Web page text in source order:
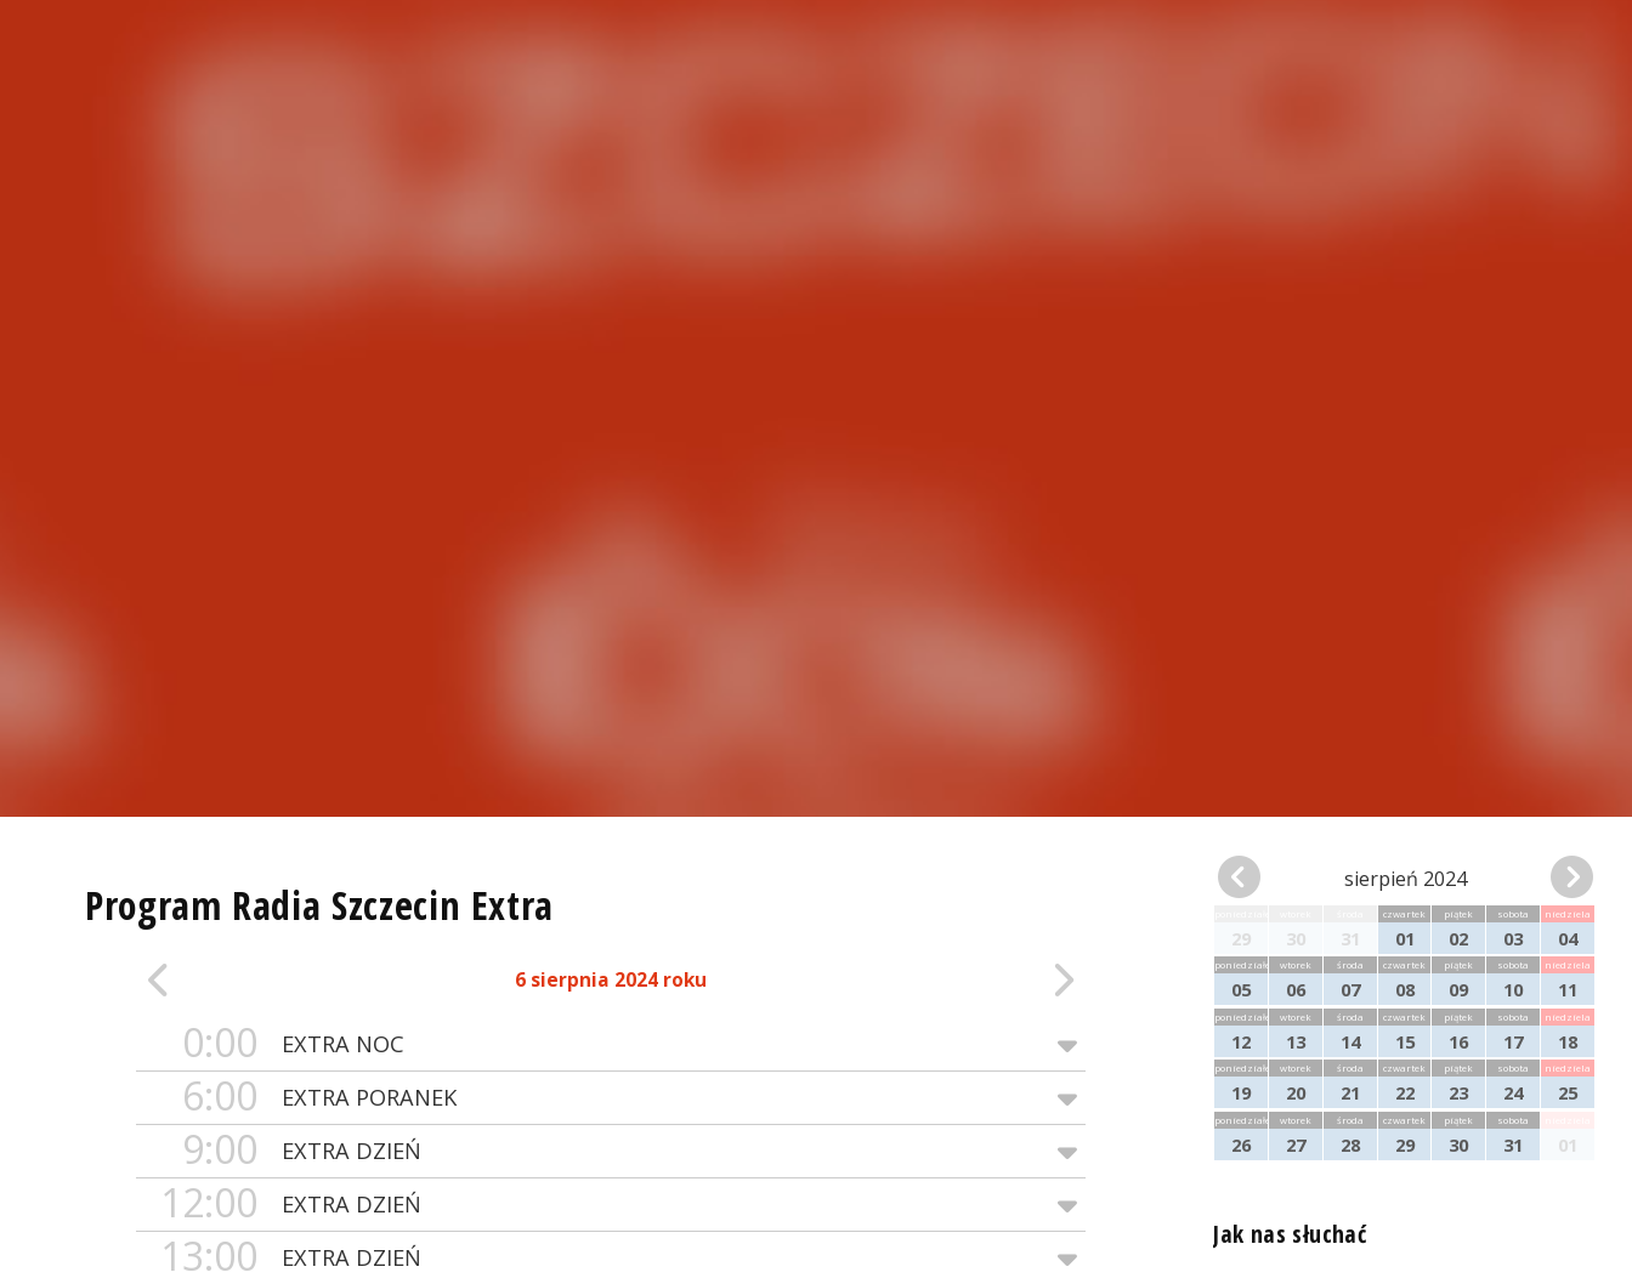
Program Radia Szczecin Extra
6 sierpnia 2024 roku
0:00 EXTRA NOC
6:00 EXTRA PORANEK
9:00 EXTRA DZIEŃ
12:00 EXTRA DZIEŃ
13:00 EXTRA DZIEŃ
sierpień 2024
29 30 31
czwartek
01
piątek
02
sobota
03
niedziela
04
poniedziałek
05
wtorek
06
środa
07
czwartek
08
piątek
09
sobota
10
niedziela
11
poniedziałek
12
wtorek
13
środa
14
czwartek
15
piątek
16
sobota
17
niedziela
18
poniedziałek
19
wtorek
20
środa
21
czwartek
22
piątek
23
sobota
24
niedziela
25
poniedziałek
26
wtorek
27
środa
28
czwartek
29
piątek
30
sobota
31 01
Jak nas słuchać